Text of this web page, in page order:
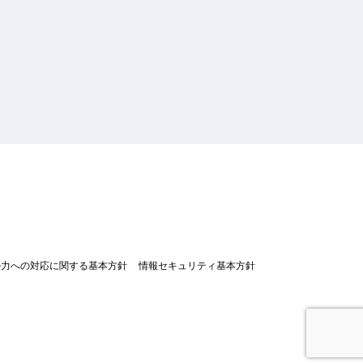
への対応に関する基本方針 情報セキュリティ基本方針